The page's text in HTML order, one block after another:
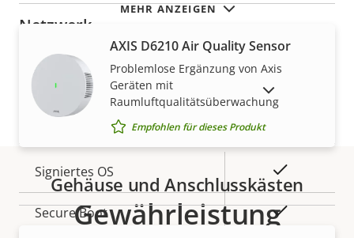
Netzwerk
Eigentumsbeschreibung Eigentumswert
PoE-Klasse 3
Security
Eigentumsbeschreibung Eigentumswert
Signiertes OS
Secure Boot Ja
MEHR ANZEIGEN
AXIS D6210 Air Quality Sensor
Problemlose Ergänzung von Axis
Geräten mit
Raumluftqualitätsüberwachung
Empfohlen für dieses Produkt
Gehäuse und Anschlusskästen
AUSLAUFPRODUKTE ANZEIGEN
Gewährleistung